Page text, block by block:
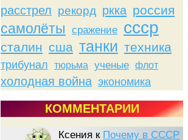
расстрел рекорд ркка россия
самолёты сражение ссср
сталин сша танки техника
трибунал тюрьма ученые флот
холодная война экономика
КОММЕНТАРИИ
Ксения к Почему в СССР